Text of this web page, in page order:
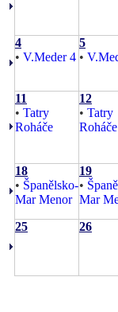
4
• V.Meder 4
5
•
11
• Tatry
Roháče
12
• Tatry
Roháče
18
• Španělsko-
Mar Menor
19
•
Mar
25 26